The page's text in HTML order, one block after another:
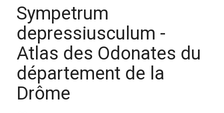
Sympetrum
depressiusculum -
Atlas des Odonates du
département de la
Drôme